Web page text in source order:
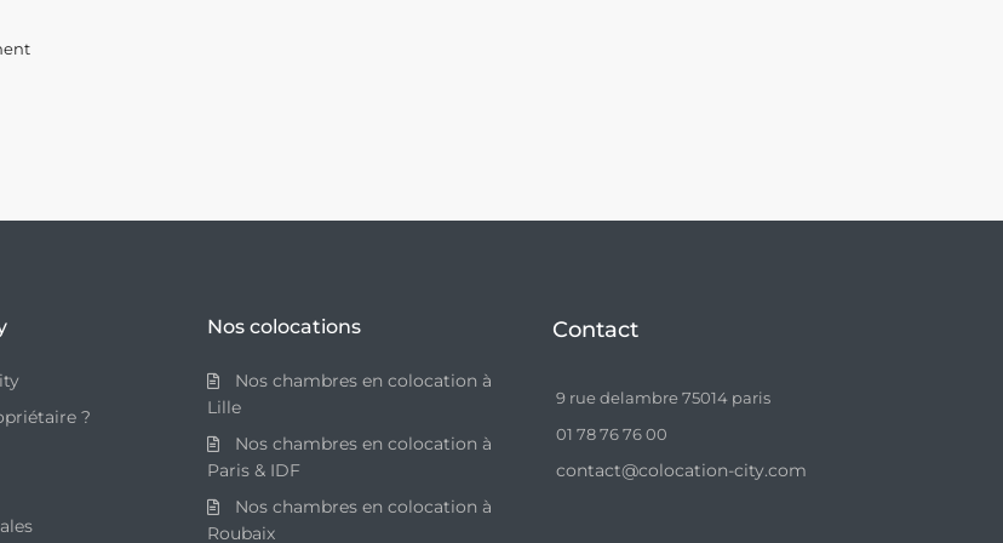
?
Nos colocations
Nos chambres en colocation à
Lille
Nos chambres en colocation à
Paris & IDF
Nos chambres en colocation à
Roubaix
Contact
9 rue delambre 75014 paris
01 78 76 76 00
contact@colocation-city.com